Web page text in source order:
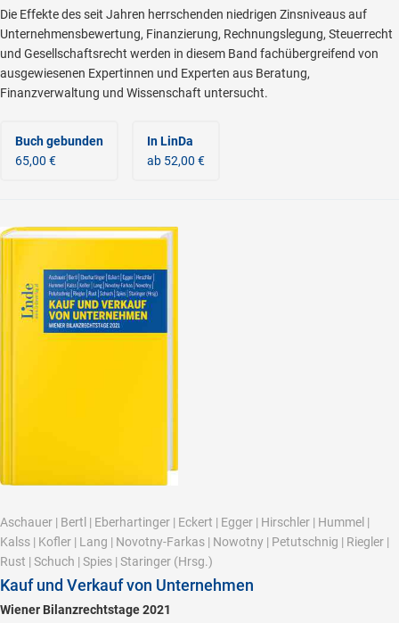
Die Effekte des seit Jahren herrschenden niedrigen Zinsniveaus auf
Unternehmensbewertung, Finanzierung, Rechnungslegung, Steuerrecht
und Gesellschaftsrecht werden in diesem Band fachübergreifend von
ausgewiesenen Expertinnen und Experten aus Beratung,
Finanzverwaltung und Wissenschaft untersucht.
Buch gebunden
65,00 €
In LinDa
ab 52,00 €
Aschauer | Bertl | Eberhartinger | Eckert | Egger | Hirschler | Hummel |
Kalss | Kofler | Lang | Novotny-Farkas | Nowotny | Petutschnig | Riegler |
Rust | Schuch | Spies | Staringer (Hrsg.)
Kauf und Verkauf von Unternehmen
Wiener Bilanzrechtstage 2021